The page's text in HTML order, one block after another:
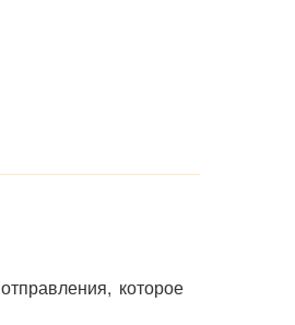
которое